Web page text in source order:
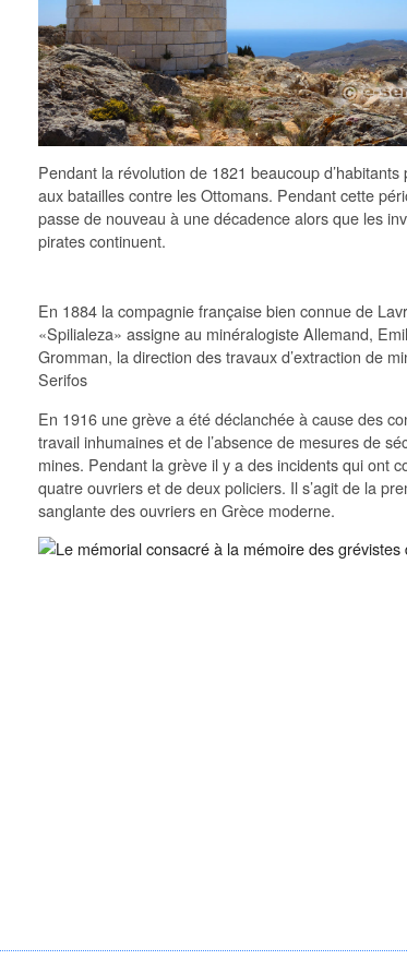
Pendant la révolution de 1821 beaucoup d’habitants
aux batailles contre les Ottomans. Pendant cette
passe de nouveau à une décadence alors que les
pirates continuent.
En 1884 la compagnie française bien connue de
«Spilialeza» assigne au minéralogiste Allemand,
Gromman, la direction des travaux d’extraction de
Serifos
En 1916 une grève a été déclanchée à cause des
travail inhumaines et de l’absence de mesures de
mines. Pendant la grève il y a des incidents qui ont
quatre ouvriers et de deux policiers. Il s’agit de la
sanglante des ouvriers en Grèce moderne.